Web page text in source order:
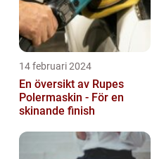
14 februari 2024
En översikt av Rupes
Polermaskin - För en
skinande finish